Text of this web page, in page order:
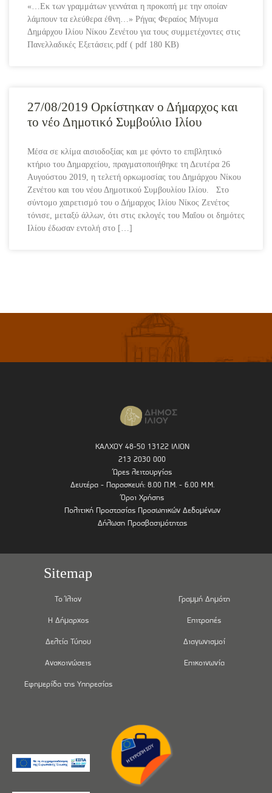
«…Εκ των γραμμάτων γεννάται η προκοπή με την οποίαν
λάμπουν τα ελεύθερα έθνη…» Ρήγας Φεραίος Μήνυμα
Δημάρχου Ιλίου Νίκου Ζενέτου για τους συμμετέχοντες στις
Πανελλαδικές Εξετάσεις.pdf ( pdf 180 KB)
27/08/2019 Ορκίστηκαν ο Δήμαρχος και
το νέο Δημοτικό Συμβούλιο Ιλίου
Μέσα σε κλίμα αισιοδοξίας και με φόντο το επιβλητικό
κτήριο του Δημαρχείου, πραγματοποιήθηκε τη Δευτέρα 26
Αυγούστου 2019, η τελετή ορκωμοσίας του Δημάρχου Νίκου
Ζενέτου και του νέου Δημοτικού Συμβουλίου Ιλίου. Στο
σύντομο χαιρετισμό του ο Δήμαρχος Ιλίου Νίκος Ζενέτος
τόνισε, μεταξύ άλλων, ότι στις εκλογές του Μαΐου οι δημότες
Ιλίου έδωσαν εντολή στο […]
ΚΑΛΧΟΥ 48-50 13122 ΙΛΙΟΝ
213 2030 000
Ώρες λειτουργίας
Δευτέρα - Παρασκευή: 8.00 Π.Μ. - 6.00 Μ.Μ.
Όροι Χρήσης
Πολιτική Προστασίας Προσωπικών Δεδομένων
Δήλωση Προσβασιμότητας
Sitemap
Το Ίλιον
Η Δήμαρχος
Δελτία Τύπου
Ανακοινώσεις
Εφημερίδα της Υπηρεσίας
Γραμμή Δημότη
Επιτροπές
Διαγωνισμοί
Επικοινωνία